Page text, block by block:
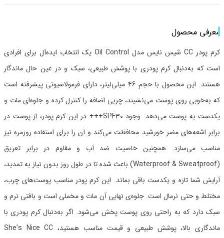
معرفی محصول
کرم پودر CC شیس نایس مدل Oil Control یک انتخاب ایده‌آل برای افرادی
است که به‌دنبال کرم پودری با پوشش طبیعی، سبک و در عین حال ماندگار
هستند. این محصول با حجم 46 میلی‌لیتر، دارای فرمولاسیونی پیشرفته است
که به‌خوبی روی پوست می‌نشیند، چربی اضافه را کنترل کرده و جلوه‌ای مات و
یکدست به پوست می‌دهد. وجود SPF30+++ در این کرم پودر، از پوست در
برابر اشعه‌های مضر خورشید محافظت می‌کند و آن را برای استفاده روزمره نیز
مناسب می‌سازد. همچنین خاصیت ضد آب و مقاوم در برابر تعریق
(Waterproof & Sweatproof) باعث شده تا در طول روز بدون نیاز به تمدید،
آرایش شما تازه و یکدست باقی بماند. این کرم پودر مناسب پوست‌های چرب،
مختلط و حتی نرمال است. جلوه‌ی نهایی آن مات و مخملی است و بافتی نرم و
سبک دارد که به راحتی روی پوست پخش می‌شود. اگر به‌دنبال کرم پودری با
ماندگاری بالا، پوشش طبیعی و قیمت مناسب هستید، She’s Nice CC